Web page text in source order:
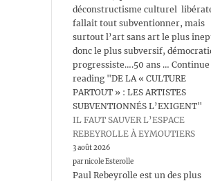
déconstructisme culturel
fallait tout subventionner, mais
surtout l’art sans art le plus
donc le plus subversif,
progressiste….50 ans … Continue
reading "DE LA « CULTURE
PARTOUT » : LES ARTISTES
SUBVENTIONNÉS L’EXIGENT"
IL FAUT SAUVER L’ESPACE
REBEYROLLE À EYMOUTIERS
3 août 2026
par nicole Esterolle
Paul Rebeyrolle est un des plus